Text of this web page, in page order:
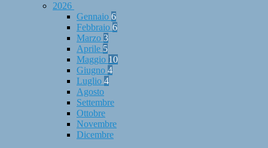
2026
Gennaio 6
Febbraio 6
Marzo 3
Aprile 5
Maggio 10
Giugno 4
Luglio 4
Agosto
Settembre
Ottobre
Novembre
Dicembre